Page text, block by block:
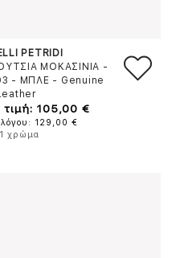
PETRIDI
ΜΟΚΑΣΙΝΙΑ -
- ΜΠΛΕ - Genuine
τιμή: 105,00 €
129,00 €
χρώμα